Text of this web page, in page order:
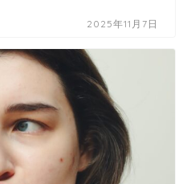
2025年11月7日